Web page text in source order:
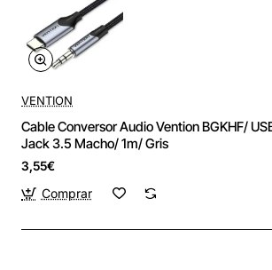
VENTION
Cable Conversor Audio Vention BGKHF/
Jack 3.5 Macho/ 1m/ Gris
3,55€
Comprar